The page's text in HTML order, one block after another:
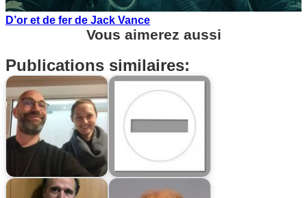
D’or et de fer de Jack Vance
Vous aimerez aussi
Publications similaires: